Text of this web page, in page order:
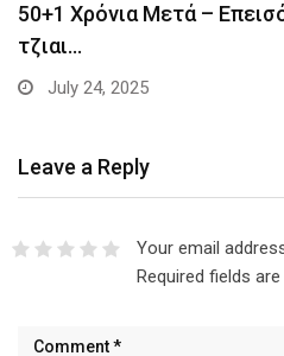
50+1 Χρόνια Μετά –
τζιαι…
July 24, 2025
Leave a Reply
Your email
Required fields